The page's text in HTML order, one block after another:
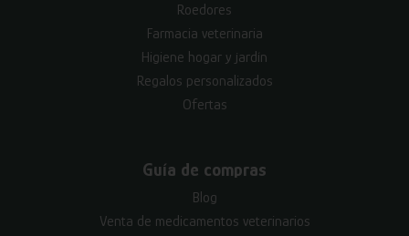
Roedores
Farmacia veterinaria
Higiene hogar y jardín
Regalos personalizados
Ofertas
Guía de compras
Blog
Venta de medicamentos veterinarios